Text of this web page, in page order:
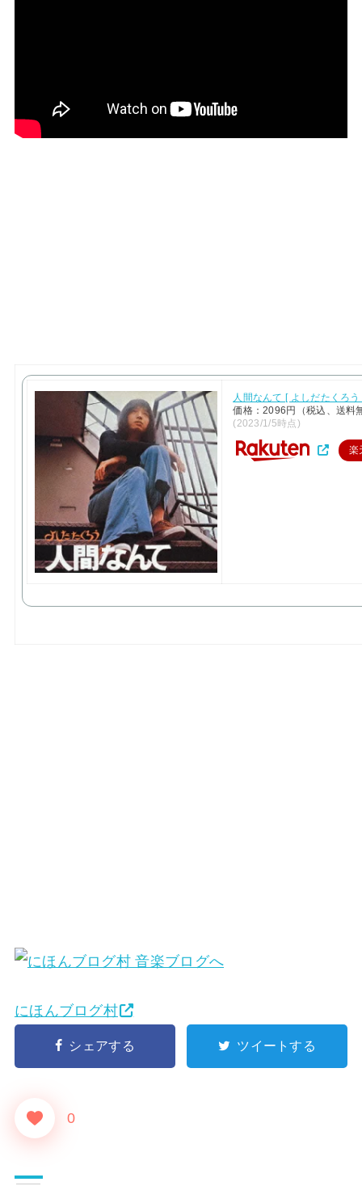
人間なんて [ よしだたくろう
価格：2096円（税込、送料
(2023/1/5時点)
楽
にほんブログ村
シェアする ツイートする
0